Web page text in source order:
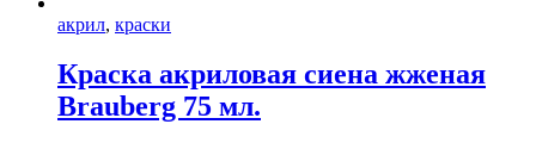
акрил, краски
Краска акриловая сиена жженая
Brauberg 75 мл.